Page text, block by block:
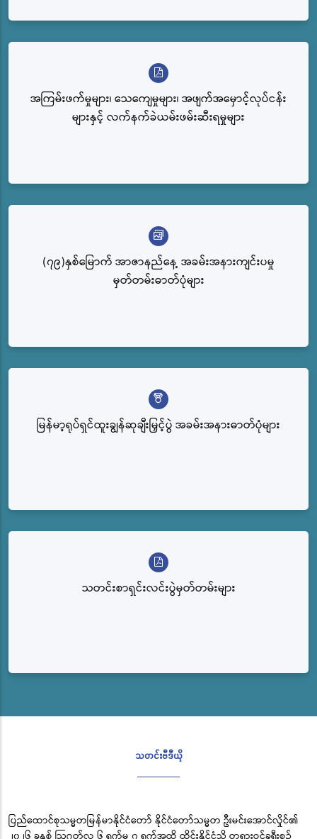
အကြမ်းဖက်မှုများ၊ သေကျေမှုများ၊ အဖျက်အမှောင့်လုပ်ငန်း
များနှင့် လက်နက်ခဲယမ်းဖမ်းဆီးရမှုများ
(၇၉)နှစ်မြောက် အာဇာနည်နေ့ အခမ်းအနားကျင်းပမှု
မှတ်တမ်းဓာတ်ပုံများ
မြန်မာ့ရုပ်ရှင်ထူးချွန်ဆုချီးမြှင့်ပွဲ အခမ်းအနားဓာတ်ပုံများ
သတင်းစာရှင်းလင်းပွဲမှတ်တမ်းများ
သတင်းဗီဒီယို
ပြည်ထောင်စုသမ္မတမြန်မာနိုင်ငံတော် နိုင်ငံတော်သမ္မတ ဦးမင်းအောင်လှိုင်၏